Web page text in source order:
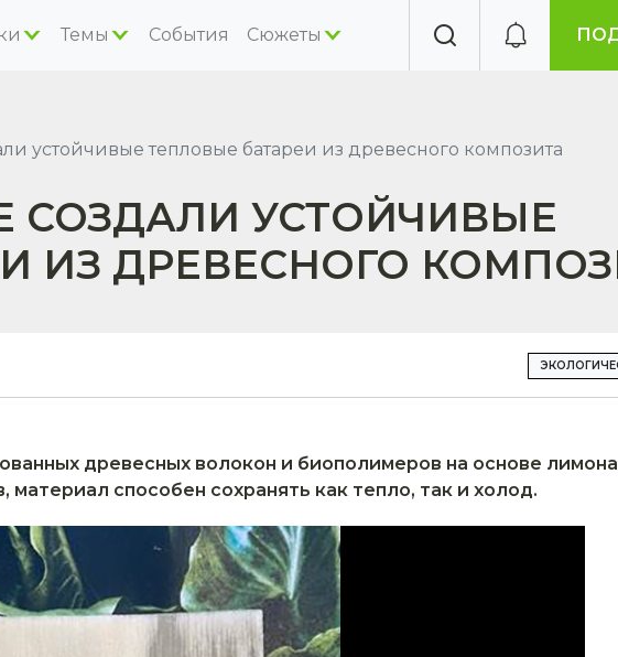
Темы События Сюжеты
устойчивые тепловые батареи из древесного композита
СОЗДАЛИ УСТОЙЧИВЫЕ
ИЗ ДРЕВЕСНОГО
древесных волокон и биополимеров на основе лимона
материал способен сохранять как тепло, так и холод.